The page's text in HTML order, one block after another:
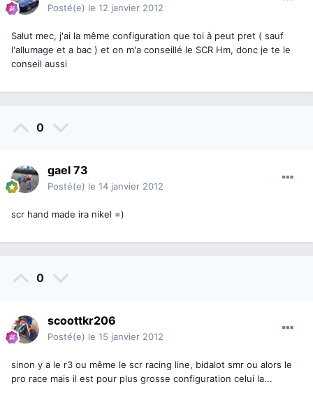
Posté(e) le 12 janvier 2012
Salut mec, j'ai la même configuration que toi à peut pret ( sauf
l'allumage et a bac ) et on m'a conseillé le SCR Hm, donc je te le
conseil aussi
0
gael 73
Posté(e) le 14 janvier 2012
scr hand made ira nikel =)
0
scoottkr206
Posté(e) le 15 janvier 2012
sinon y a le r3 ou même le scr racing line, bidalot smr ou alors le
pro race mais il est pour plus grosse configuration celui la...